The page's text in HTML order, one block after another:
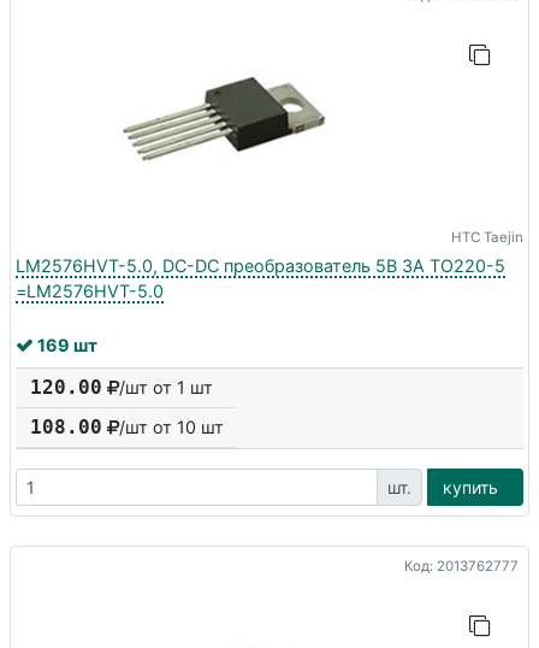
HTC Taejin
LM2576HVT-5.0, DC-DC преобразователь 5В 3A TO220-5
=LM2576HVT-5.0
169 шт
120.00 /шт от 1 шт
108.00 /шт от 10 шт
шт. купить
Код: 2013762777